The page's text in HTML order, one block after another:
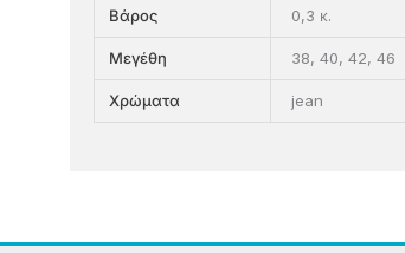
Βάρος 0,3 κ.
Μεγέθη 38, 40, 42, 46
Χρώματα jean